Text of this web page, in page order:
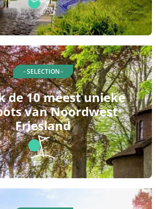
- SELECTION -
de 10 meest unieke
van Noordwest
Friesland